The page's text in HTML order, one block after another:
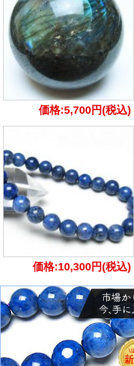
価格:5,700円(税込)
価格:10,300円(税込)